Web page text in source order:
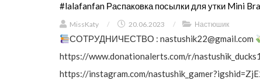
#lalafanfan Распаковка посылки для утки Mini
MissKaty / 20.06.2023 / Настюшик
СОТРУДНИЧЕСТВО :nastushik22@gmail.com
https://www.donationalerts.com/r/nastushik_ducks1
https://instagram.com/